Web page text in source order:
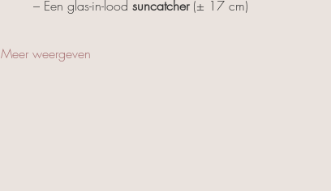
	– Een glas-in-lood
suncatcher (± 17 cm)
Meer weergeven